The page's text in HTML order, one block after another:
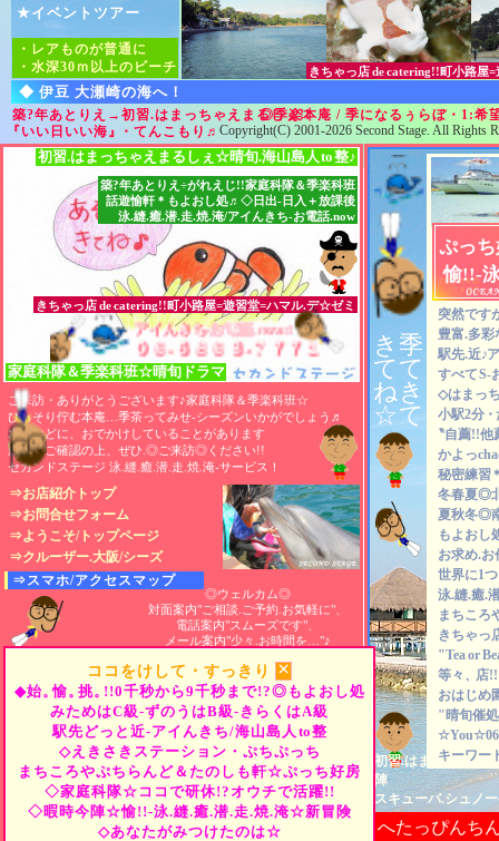
Copyright(C) 2001-2026 Second Stage. All Rights
きちゃっ店decatering!!町小路屋
築?年あとりえ→初習.はまっちゃえまるしぇ!!
『いい日いい海』
・てんこもり ♬
◎季楽本庵 / 季になるぅらぼ・1:希
★イベントツアー
・レアものが普通に
・水深30ｍ以上のビーチ
◆ 伊豆 大瀬崎の海へ！
ご来訪・ありがとうございます♪家庭科隊＆季楽科班☆
ひっそり佇む本庵…季茶ってみせ-シーズンいかがでしょう ♬
水中などに、おでかけしていることがあります
所在をご確認の上、ぜひ.◎ご来訪◎ください!!
セカンドステージ 泳.縫.癒.潜.走.焼.淹-サービス！
⇒お店紹介トップ
⇒お問合せフォーム
⇒ようこそ/トップページ
⇒クルーザー.大阪/シーズ
⇒スマホ/アクセスマップ
◎ウェルカム◎
対面案内"ご相談.ご予約.お気軽に"、
電話案内"スムーズです"、
メール案内"少々.お時間を…"♪
初習.はまっちゃえまるしぇ☆晴旬.海山島人to整♪
家庭科隊＆季楽科班☆晴旬ドラマ
築?年あとりえ÷がれえじ!!家庭科隊＆季楽科班
話遊愉軒＊もよおし処♬◇日出-日入＋放課後
泳.縫.癒.潜.走.焼.淹/アイんきち-お電話.now
きちゃっ店decatering!!町小路屋=遊習堂=ハマル.デ☆ゼミ
アイんきち-お電話.now♬
アイんきち-お電話.now♬
アイんきち-お電話.now♬
０６-６８６３-７７７１
０６-６８６３-７７７１
０６-６８６３-７７７１
ぷっ
愉!!-
突然です
豊富.多
駅先.近♪
すべてS-
◇はまっ
小駅2分・
〝自薦!!
かよっ
秘密練習
冬春夏◎
夏秋冬◎
もよおし
お求め.お
世界に1
泳.縫.癒.
まちころ
きちゃっ
"Teaor
等々、店
おはじめ
"晴旬催
キーワー
き
て
ね
☆
季
て
き
て
初習.はまっちゃえ
陣
スキューバ.シュノ
へたっぴんち
ココをけして・すっきり ×
◆始。愉。挑。!!0千秒から9千秒まで!?◎もよおし処
みためはC級-ずのうはB級-きらくはA級
駅先どっと近-アイんきち/海山島人 to整
◇えきさきステーション・ぷちぷっち
まちころやぷちらんど＆たのしも軒☆ぷっち好房
◇家庭科隊☆ココで研休!?オウチで活躍!!
◇暇時今陣☆愉!!-泳.縫.癒.潜.走.焼.淹☆新冒険
◇あなたがみつけたのは☆